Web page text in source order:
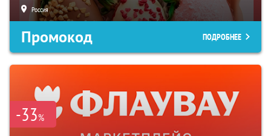
Россия
Промокод ПОДРОБНЕЕ
-33%